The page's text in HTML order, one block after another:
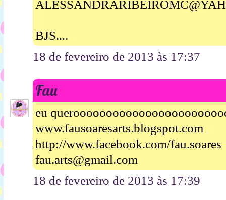
BJS....
18 de fevereiro de 2013 às 17:37
Fau
eu
www.fausoaresarts.blogspot.com
http://www.facebook.com/fau.soares
fau.arts@gmail.com
18 de fevereiro de 2013 às 17:39